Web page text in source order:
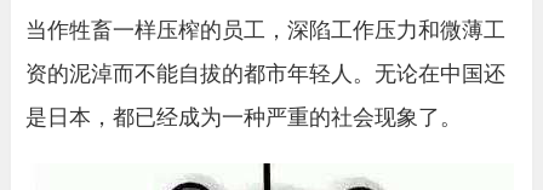
当作牲畜一样压榨的员工，深陷工作压力和微薄工
资的泥淖而不能自拔的都市年轻人。无论在中国还
是日本，都已经成为一种严重的社会现象了。